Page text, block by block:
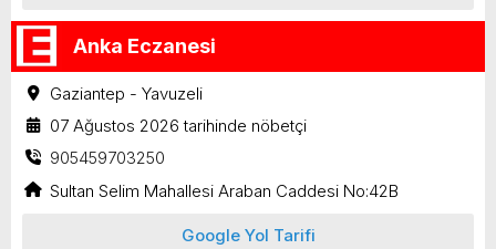
Anka Eczanesi
Gaziantep - Yavuzeli
07 Ağustos 2026 tarihinde nöbetçi
905459703250
Sultan Selim Mahallesi Araban Caddesi No:42B
Google Yol Tarifi